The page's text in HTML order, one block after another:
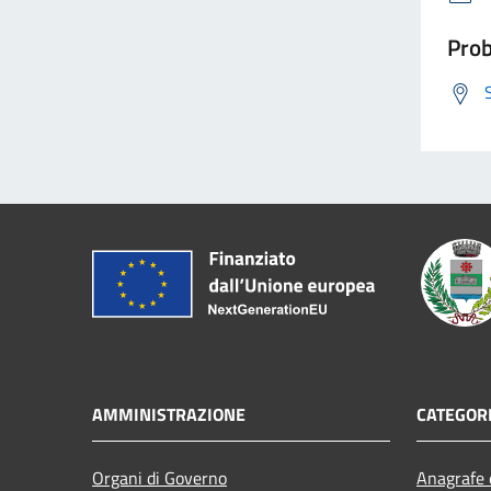
AMMINISTRAZIONE
Organi di Governo